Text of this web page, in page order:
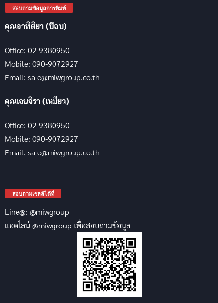
สอบถามข้อมูลการพิมพ์
คุณอาทิติยา (ป๊อบ)
Office: 02-9380950
Mobile: 090-9072927
Email: sale@miwgroup.co.th
คุณเจนจิรา (เหมียว)
Office: 02-9380950
Mobile: 090-9072927
Email: sale@miwgroup.co.th
สอบถามเซลล์ได้ที่
Line@: @miwgroup
แอดไลน์ @miwgroup เพื่อสอบถามข้อมูล